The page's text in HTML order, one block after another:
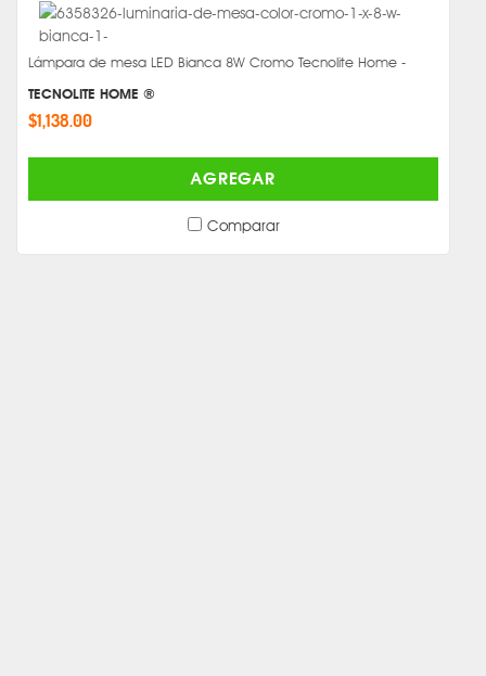
Lámpara de mesa LED Bianca 8W Cromo Tecnolite Home -
TECNOLITE HOME ®
$1,138.00
AGREGAR
Comparar